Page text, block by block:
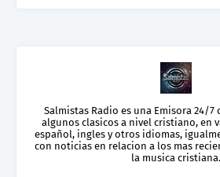
Salmistas Radio es una Emisora 24/7
algunos clasicos a nivel cristiano, en
español, ingles y otros idiomas,
con noticias en relacion a los mas
la musica cristiana.